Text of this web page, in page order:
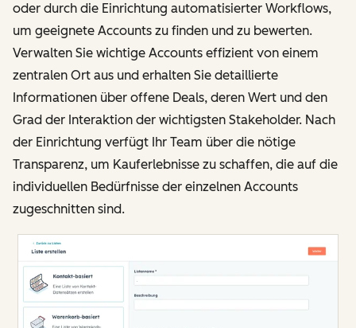
oder durch die Einrichtung automatisierter Workflows,
um geeignete Accounts zu finden und zu bewerten.
Verwalten Sie wichtige Accounts effizient von einem
zentralen Ort aus und erhalten Sie detaillierte
Informationen über offene Deals, deren Wert und den
Grad der Interaktion der wichtigsten Stakeholder. Nach
der Einrichtung verfügt Ihr Team über die nötige
Transparenz, um Kauferlebnisse zu schaffen, die auf die
individuellen Bedürfnisse der einzelnen Accounts
zugeschnitten sind.